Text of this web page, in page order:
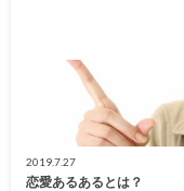
2019.7.27
恋愛あるあるとは？